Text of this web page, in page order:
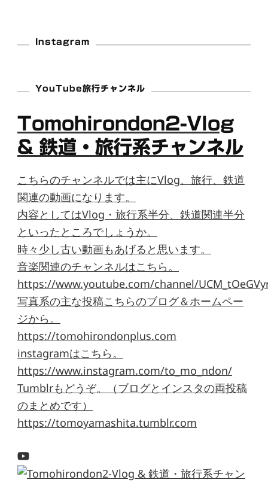
Instagram
YouTube旅行チャンネル
Tomohirondon2-Vlog
& 鉄道・旅行系チャンネル
こちらのチャンネルでは主にVlog、旅行、鉄道
関連の動画になります。
内容としてはVlog・旅行系半分、鉄道関連半分
といったところでしょうか。
時々少し古い動画もあげると思います。
音楽関連のチャンネルはこちら。
https://www.youtube.com/channel/
写真系の主な投稿こちらのブログ＆ホームペー
ジから。
https://tomohirondonplus.com
instagramはこちら。
https://www.instagram.com/to_mo_ndon/
Tumblrもどうぞ。（ブログとインスタの両投稿
のまとめです）
https://tomoyamashita.tumblr.com